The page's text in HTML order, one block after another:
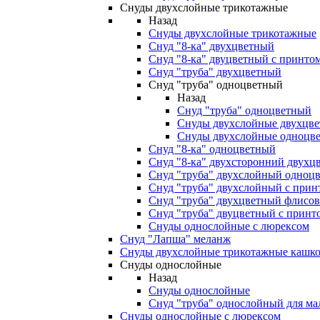
Снуды двухслойные трикотажные
Назад
Снуды двухслойные трикотажные
Снуд "8-ка" двухцветный
Снуд "8-ка" двуцветный с
Снуд "труба" двухцветный
Снуд "труба" одноцветный
Назад
Снуд "труба" одноцветный
Снуды двухслойные
Снуды двухслойные
Снуд "8-ка" одноцветный
Снуд "8-ка" двухсторонний
Снуд "труба" двухслойный
Снуд "труба" двухслойный с
Снуд "труба" двухцветный
Снуд "труба" двуцветный с
Снуды однослойные с люрексом
Снуд "Лапша" меланж
Снуды двухслойные трикотажные
Снуды однослойные
Назад
Снуды однослойные
Снуд "труба" однослойный для
Снуды однослойные с люрексом